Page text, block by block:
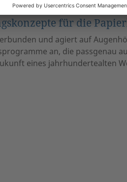
für die
und agiert auf
an, die passgenau
eines jahrhundertealten